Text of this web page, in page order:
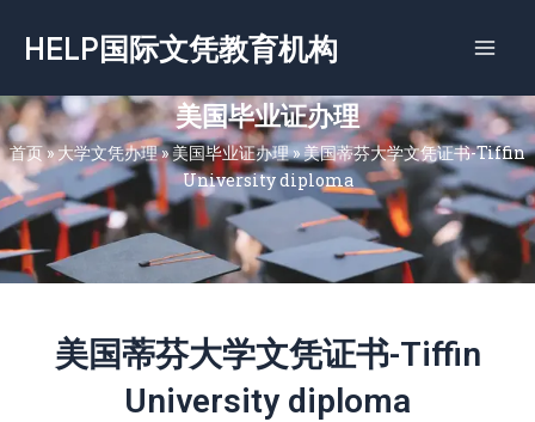
容
HELP国际文凭教育机构
美国毕业证办理
首页»大学文凭办理»美国毕业证办理»美国蒂芬大学文凭证书-Tiffin
University diploma
美国蒂芬大学文凭证书-Tiffin
University diploma